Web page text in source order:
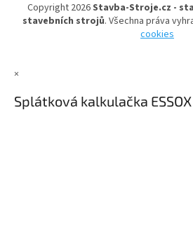
Copyright 2026Stavba-Stroje.cz -
stavebních strojů. Všechna práva
cookies
×
Splátková kalkulačka ESSOX